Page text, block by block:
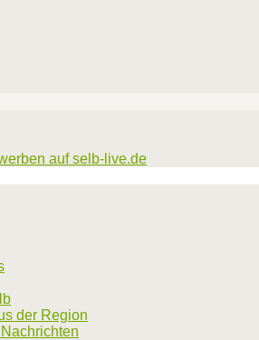
auf selb-live.de
der Region